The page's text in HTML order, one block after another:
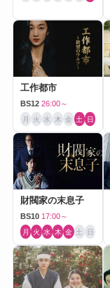
工作都市
BS12 26:00～
月 火 水 木 金 土 日
財閥家の末息子
BS10 17:00～
月 火 水 木 金 土 日